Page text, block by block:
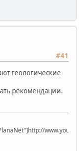
#41
геологические
рекомендации.